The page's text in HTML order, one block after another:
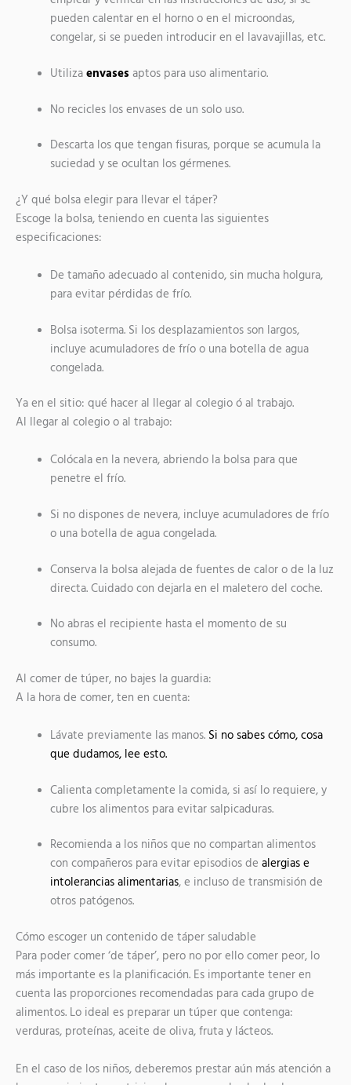
pueden calentar en el horno o en el microondas,
congelar, si se pueden introducir en el lavavajillas, etc.
Utiliza envases aptos para uso alimentario.
No recicles los envases de un solo uso.
Descarta los que tengan fisuras, porque se acumula la
suciedad y se ocultan los gérmenes.
¿Y qué bolsa elegir para llevar el táper?
Escoge la bolsa, teniendo en cuenta las siguientes
especificaciones:
De tamaño adecuado al contenido, sin mucha holgura,
para evitar pérdidas de frío.
Bolsa isoterma. Si los desplazamientos son largos,
incluye acumuladores de frío o una botella de agua
congelada.
Ya en el sitio: qué hacer al llegar al colegio ó al trabajo.
Al llegar al colegio o al trabajo:
Colócala en la nevera, abriendo la bolsa para que
penetre el frío.
Si no dispones de nevera, incluye acumuladores de frío
o una botella de agua congelada.
Conserva la bolsa alejada de fuentes de calor o de la luz
directa. Cuidado con dejarla en el maletero del coche.
No abras el recipiente hasta el momento de su
consumo.
Al comer de túper, no bajes la guardia:
A la hora de comer, ten en cuenta:
Lávate previamente las manos. Si no sabes cómo, cosa
que dudamos, lee esto.
Calienta completamente la comida, si así lo requiere, y
cubre los alimentos para evitar salpicaduras.
Recomienda a los niños que no compartan alimentos
con compañeros para evitar episodios de alergias e
intolerancias alimentarias, e incluso de transmisión de
otros patógenos.
Cómo escoger un contenido de táper saludable
Para poder comer ‘de táper’, pero no por ello comer peor, lo
más importante es la planificación. Es importante tener en
cuenta las proporciones recomendadas para cada grupo de
alimentos. Lo ideal es preparar un túper que contenga:
verduras, proteínas, aceite de oliva, fruta y lácteos.
En el caso de los niños, deberemos prestar aún más atención a